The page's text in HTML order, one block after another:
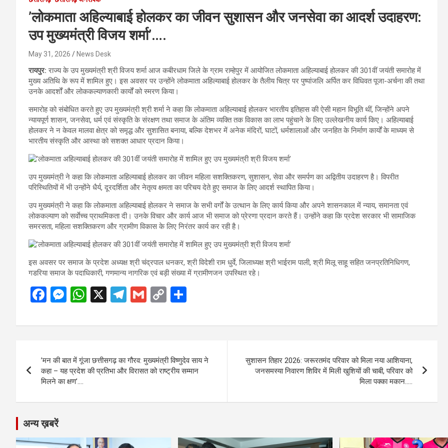
’लोकमाता अहिल्याबाई होलकर का जीवन सुशासन और जनसेवा का आदर्श उदाहरण:
उप मुख्यमंत्री विजय शर्मा’….
May 31, 2026 News Desk
रायपुर:राज्य के उप मुख्यमंत्री श्री विजय शर्मा आज कबीरधाम जिले के ग्राम राम्हेपुर में आयोजित लोकमाता अहिल्याबाई होलकर की 301वीं जयंती समारोह में
मुख्य अतिथि के रूप में शामिल हुए। इस अवसर पर उन्होंने लोकमाता अहिल्याबाई होलकर के तैलीय चित्र पर पुष्पांजलि अर्पित कर विधिवत पूजा-अर्चना की तथा
उनके आदर्शों और लोककल्याणकारी कार्यों को स्मरण किया।
समारोह को संबोधित करते हुए उप मुख्यमंत्री श्री शर्मा ने कहा कि लोकमाता अहिल्याबाई होलकर भारतीय इतिहास की ऐसी महान विभूति थीं, जिन्होंने अपने
न्यायपूर्ण शासन, जनसेवा, धर्म एवं संस्कृति के संरक्षण तथा समाज के अंतिम व्यक्ति तक विकास का लाभ पहुंचाने के लिए उल्लेखनीय कार्य किए। अहिल्याबाई
होलकर ने न केवल मालवा क्षेत्र को समृद्ध और सुशासित बनाया, बल्कि देशभर में अनेक मंदिरों, घाटों, धर्मशालाओं और जनहित के निर्माण कार्यों के माध्यम से
भारतीय संस्कृति और आस्था को सशक्त आधार प्रदान किया।
उप मुख्यमंत्री ने कहा कि लोकमाता अहिल्याबाई होलकर का जीवन महिला सशक्तिकरण, सुशासन, सेवा और समर्पण का अद्वितीय उदाहरण है। विपरीत
परिस्थितियों में भी उन्होंने धैर्य, दूरदर्शिता और नेतृत्व क्षमता का परिचय देते हुए समाज के लिए आदर्श स्थापित किया।
उप मुख्यमंत्री ने कहा कि लोकमाता अहिल्याबाई होलकर ने समाज के सभी वर्गों के उत्थान के लिए कार्य किया और अपने शासनकाल में न्याय, समानता एवं
लोककल्याण को सर्वाेच्च प्राथमिकता दी। उनके विचार और कार्य आज भी समाज को प्रेरणा प्रदान करते हैं। उन्होंने कहा कि प्रदेश सरकार भी सामाजिक
समरसता, महिला सशक्तिकरण और ग्रामीण विकास के लिए निरंतर कार्य कर रही है।
इस अवसर पर समाज के प्रदेश अध्यक्ष श्री चंद्रपाल धनकर, श्री विदेशी राम धुर्वे, जिलाध्यक्ष श्री भाईराम पाली, श्री मिलू साहू सहित जनप्रतिनिधिगण,
गडरिया समाज के पदाधिकारी, गणमान्य नागरिक एवं बड़ी संख्या में ग्रामीणजन उपस्थित रहे।
F
ce
o
o
k
M
se
g
er
W
at
A
p
X
T
e
a
m
G
ail
C
py
n
k
ar
navigation
’मन की बात में गूंजा छत्तीसगढ़ का गौरव: मुख्यमंत्री विष्णुदेव साय ने
कहा – यह प्रदेश की प्रतिभा और विरासत को राष्ट्रीय सम्मान
मिलने का क्षण’….
सुशासन तिहार 2026: जरूरतमंद परिवार को मिला नया आशियाना,
जनसमस्या निवारण शिविर में मिली खुशियों की चाबी, परिवार को
मिला पक्का मकान…..
अन्य ख़बरें